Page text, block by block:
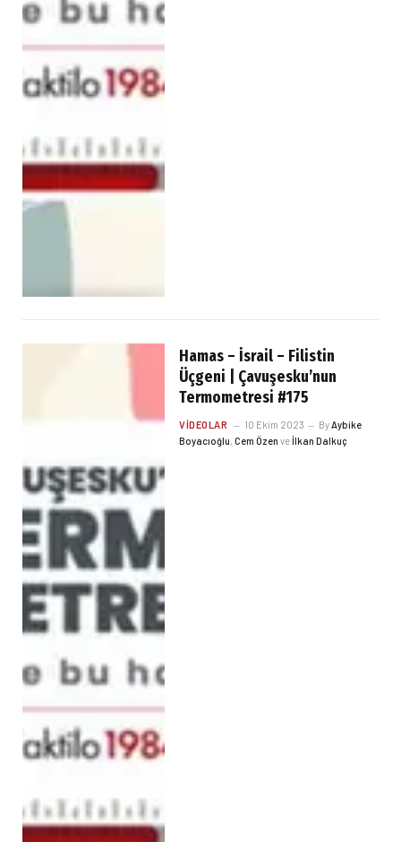
Hamas – İsrail – Filistin
Üçgeni | Çavuşesku’nun
Termometresi #175
VIDEOLAR 10 Ekim 2023 ByAybike
Boyacıoğlu,Cem Özen veİlkan Dalkuç